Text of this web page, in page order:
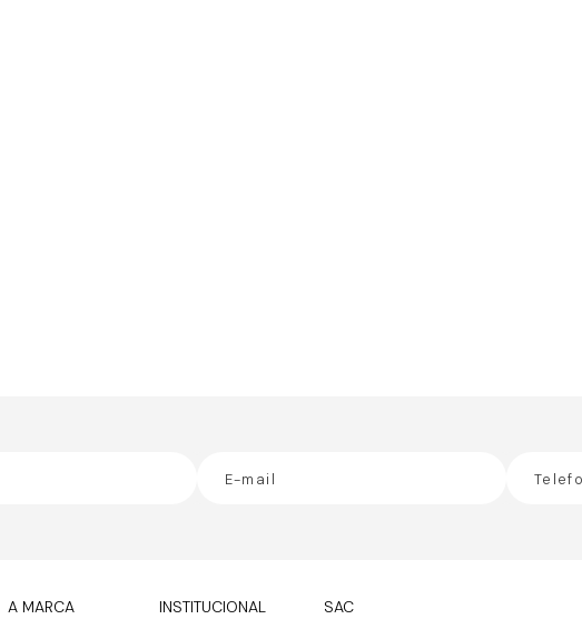
A MARCA INSTITUCIONAL SAC